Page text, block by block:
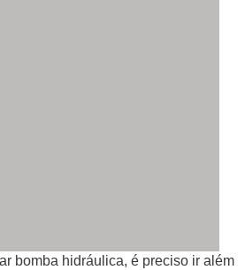
bomba hidráulica, é preciso ir além